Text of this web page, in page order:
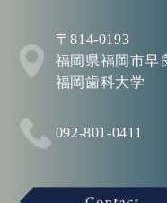
〒814-0193
福岡県福岡市早
福岡歯科大学
092-801-0411